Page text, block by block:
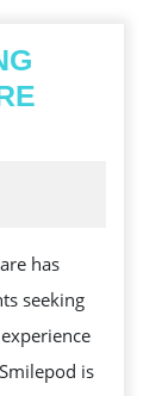
has
seeking
is